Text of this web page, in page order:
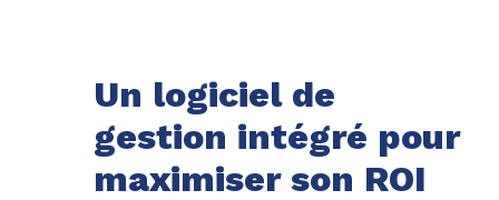
Un logiciel de
gestion intégré pour
maximiser son ROI